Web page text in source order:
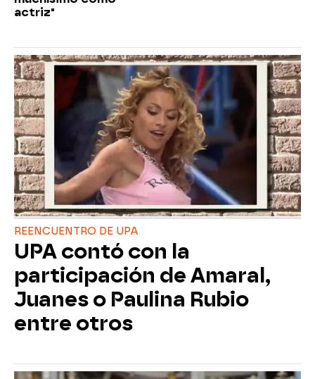
actriz"
REENCUENTRO DE UPA
UPA contó con la
participación de Amaral,
Juanes o Paulina Rubio
entre otros